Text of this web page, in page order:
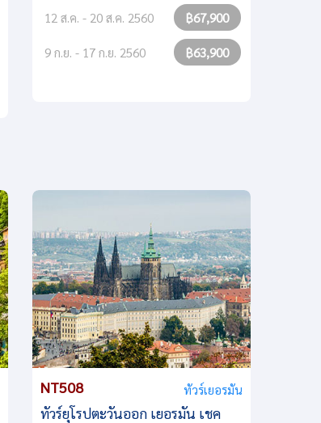
12 ส.ค. - 20 ส.ค. 2560 ฿67,900
9 ก.ย. - 17 ก.ย. 2560 ฿63,900
NT508 ทัวร์เยอรมัน
ทัวร์ยุโรปตะวันออก เยอรมัน เชค